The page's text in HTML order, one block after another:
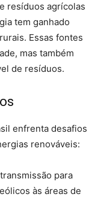
resíduos agrícolas
tem ganhado
Essas fontes
mas também
de resíduos.
enfrenta desafios
renováveis:
para
às áreas de